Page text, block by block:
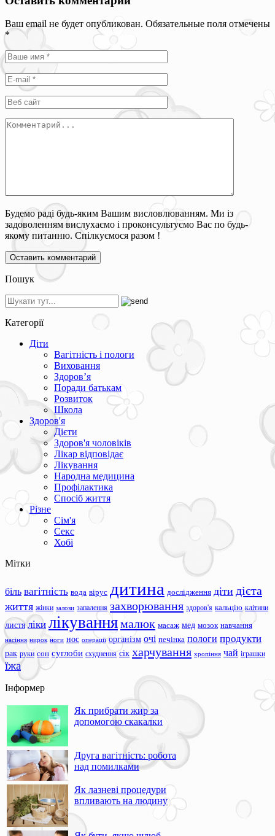
Ваш email не будет опубликован. Обязательные поля отмечены
*
Будемо раді будь-яким Вашим висловлюванням. Ми із
задоволенням вислухаємо і проконсультуємо Вас по будь-
якому питанню. Спілкуємося разом !
Пошук
Категорії
Діти
Вагітність і пологи
Виховання
Здоров’я
Поради батькам
Розвиток
Школа
Здоров'я
Дієти
Здоров'я чоловіків
Лікар відповідає
Лікування
Народна медицина
Профілактика
Спосіб життя
Різне
Сім'я
Секс
Хобі
Мітки
біль вагітність вода вірус дитина дослідження діти дієта
життя жінки залози запалення захворювання здоров'я кальцію клітини
листя ліки лікуваннямалюк масаж мед мозок навчання
насіння нирок ноги нос операції організм очі печінка пологи продукти
рак руки сон суглоби схуднення сік харчування хропіння чай іграшки
їжа
Інформер
Як прибрати жир за
допомогою скакалки
Друга вагітність: робота
над помилками
Як лазневі процедури
впливають на людину